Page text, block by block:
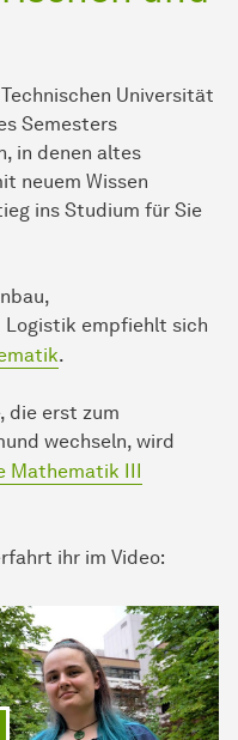
Universität
Semesters
in denen altes
neuem Wissen
ins Studium für Sie
Logistik empfiehlt sich
.
die erst zum
wechseln, wird
Mathematik III
ihr im Video: